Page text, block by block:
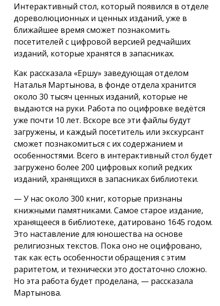
Интерактивный стол, который появился в отделе
дореволюционных и ценных изданий, уже в
ближайшее время сможет познакомить
посетителей с цифровой версией редчайших
изданий, которые хранятся в запасниках.
Как рассказала «Ершу» заведующая отделом
Наталья Мартынова, в фонде отдела хранится
около 30 тысяч ценных изданий, которые не
выдаются на руки. Работа по оцифровке ведётся
уже почти 10 лет. Вскоре все эти файлы будут
загружены, и каждый посетитель или экскурсант
сможет познакомиться с их содержанием и
особенностями. Всего в интерактивный стол будет
загружено более 200 цифровых копий редких
изданий, хранящихся в запасниках библиотеки.
— У нас около 300 книг, которые признаны
книжными памятниками. Самое старое издание,
хранящееся в библиотеке, датировано 1645 годом.
Это наставление для юношества на основе
религиозных текстов. Пока оно не оцифровано,
так как есть особенности обращения с этим
раритетом, и технически это достаточно сложно.
Но эта работа будет проделана, — рассказала
Мартынова.